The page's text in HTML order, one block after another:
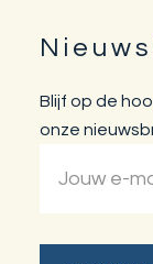
Blijf op de
onze